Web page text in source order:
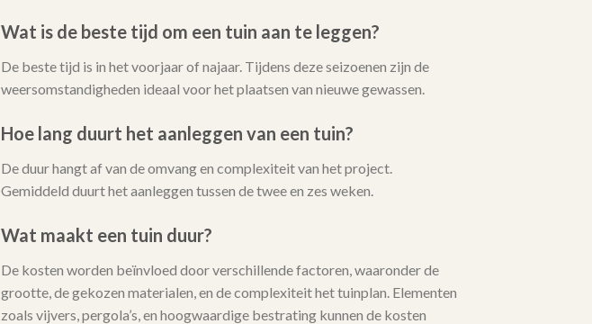
Wat is de beste tijd om een tuin aan te leggen?
De beste tijd is in het voorjaar of najaar. Tijdens deze seizoenen zijn de
weersomstandigheden ideaal voor het plaatsen van nieuwe gewassen.
Hoe lang duurt het aanleggen van een tuin?
De duur hangt af van de omvang en complexiteit van het project.
Gemiddeld duurt het aanleggen tussen de twee en zes weken.
Wat maakt een tuin duur?
De kosten worden beïnvloed door verschillende factoren, waaronder de
grootte, de gekozen materialen, en de complexiteit het tuinplan. Elementen
zoals vijvers, pergola’s, en hoogwaardige bestrating kunnen de kosten